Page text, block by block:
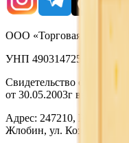
ООО «Торговая сеть
УНП 490314725
Свидетельство о
от 30.05.2003г выдано
Адрес: 247210,
Жлобин, ул. Козлова 2-А